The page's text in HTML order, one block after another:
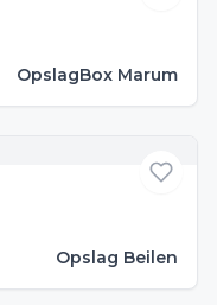
OpslagBox Marum
Opslag Beilen